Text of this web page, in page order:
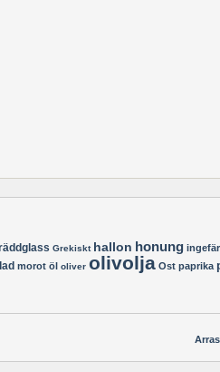
Grekiskt hallon honung
morot öl oliver olivolja Ost paprika